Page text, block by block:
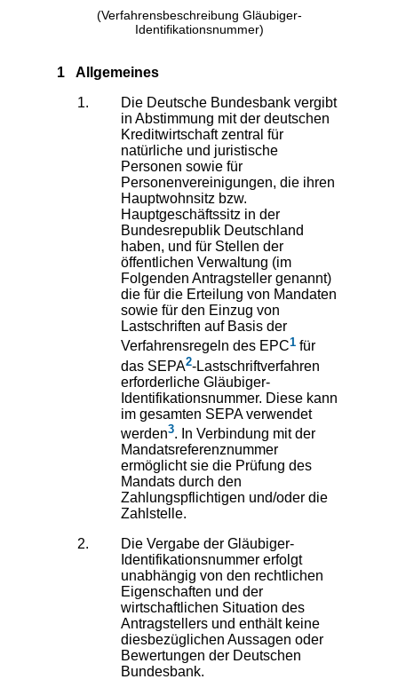
(Verfahrensbeschreibung Gläubiger-
Identifikationsnummer)
1 Allgemeines
Die Deutsche Bundesbank vergibt
in Abstimmung mit der deutschen
Kreditwirtschaft zentral für
natürliche und juristische
Personen sowie für
Personenvereinigungen, die ihren
Hauptwohnsitz bzw.
Hauptgeschäftssitz in der
Bundesrepublik Deutschland
haben, und für Stellen der
öffentlichen Verwaltung (im
Folgenden Antragsteller genannt)
die für die Erteilung von Mandaten
sowie für den Einzug von
Lastschriften auf Basis der
Verfahrensregeln des EPC1 für
das SEPA2-Lastschriftverfahren
erforderliche Gläubiger-
Identifikationsnummer. Diese kann
im gesamten SEPA verwendet
werden3. In Verbindung mit der
Mandatsreferenznummer
ermöglicht sie die Prüfung des
Mandats durch den
Zahlungspflichtigen und/oder die
Zahlstelle.
Die Vergabe der Gläubiger-
Identifikationsnummer erfolgt
unabhängig von den rechtlichen
Eigenschaften und der
wirtschaftlichen Situation des
Antragstellers und enthält keine
diesbezüglichen Aussagen oder
Bewertungen der Deutschen
Bundesbank.